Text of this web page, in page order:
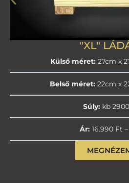
"XL"
Külső méret:27cm x
Belső méret:22cm x
Súly:kb
Ár: 16.990 Ft